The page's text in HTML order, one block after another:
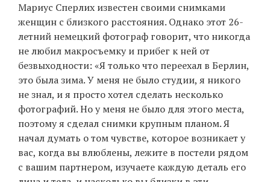
Мариус Сперлих известен своими снимками
женщин с близкого расстояния. Однако этот 26-
летний немецкий фотограф говорит, что никогда
не любил макросъемку и прибег к ней от
безвыходности: «Я только что переехал в Берлин,
это была зима. У меня не было студии, я никого
не знал, и я просто хотел сделать несколько
фотографий. Но у меня не было для этого места,
поэтому я сделал снимки крупным планом. Я
начал думать о том чувстве, которое возникает у
вас, когда вы влюблены, лежите в постели рядом
с вашим партнером, изучаете каждую деталь его